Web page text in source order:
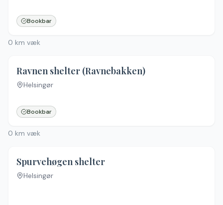
Bookbar
0 km væk
Ravnen shelter (Ravnebakken)
Helsingør
Bookbar
0 km væk
Spurvehøgen shelter
Helsingør